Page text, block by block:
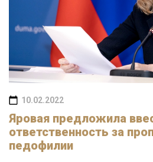
10.02.2022
Яровая предложила
ответственность за
педофилии